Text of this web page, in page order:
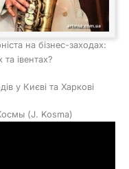
на бізнес-заходах:
та івентах?
у Києві та Харкові
(J. Kosma)